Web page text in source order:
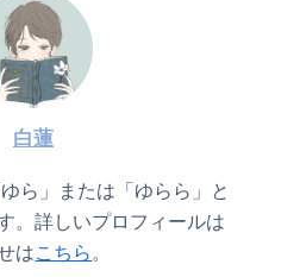
白蓮
ら」または「ゆらら」と
。詳しいプロフィールは
はこちら。